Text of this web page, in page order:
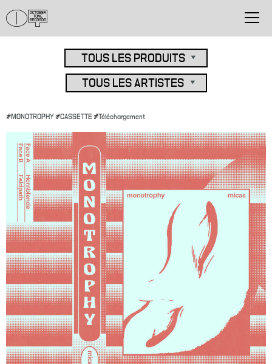
#MONOTROPHY#CASSETTE #Téléchargement